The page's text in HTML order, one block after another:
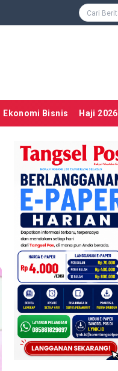
Ekonomi Bisnis Haji 2026